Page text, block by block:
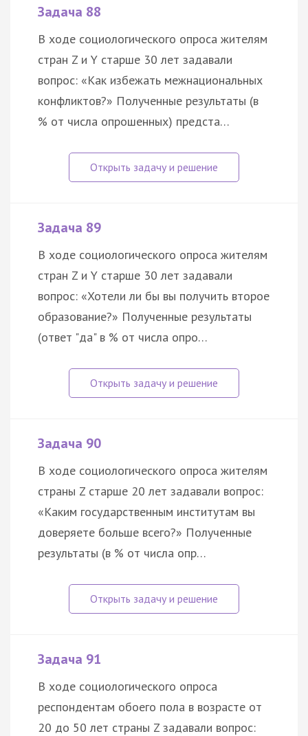
Задача 88
В ходе социологического опроса жителям
стран Z и Y старше 30 лет задавали
вопрос: «Как избежать межнациональных
конфликтов?» Полученные результаты (в
% от числа опрошенных) предста…
Задача 89
В ходе социологического опроса жителям
стран Z и Y старше 30 лет задавали
вопрос: «Хотели ли бы вы получить второе
образование?» Полученные результаты
(ответ "да" в % от числа опро…
Задача 90
В ходе социологического опроса жителям
страны Z старше 20 лет задавали вопрос:
«Каким государственным институтам вы
доверяете больше всего?» Полученные
результаты (в % от числа опр…
Задача 91
В ходе социологического опроса
респондентам обоего пола в возрасте от
20 до 50 лет страны Z задавали вопрос: